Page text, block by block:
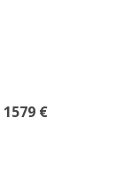
1579 €